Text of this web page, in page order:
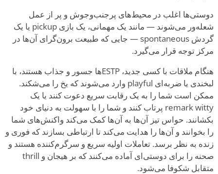
دوستی‌ها اغلب در محیط‌های پرجنب‌وجوش و پر از عمل
شعله‌ور می‌شوند — مانند یک مهمانی، یک بازی pickup یا یک
گردش spontaneous — جایی که طبیعت برون‌گرای آن‌ها در
مرکز توجه قرار می‌گیرد.
هنگام ملاقات با کسی جدید، ESTPها جسور و جذاب هستند، با
لبخندی یا ضربه‌ای playful وارد می‌شوند که یخ را می‌شکند.
ممکن است شما را به یک رقابت سریع دعوت کنند یا یک
remark witty پرتاب کنند و شما را با سهولت به دنیای خود
بکشانند. حواس تیز آن‌ها به آن‌ها کمک می‌کند واکنش‌های شما
را بخوانند و آن‌ها را هدایت می‌کند تا ارتباطی بسازند که فوری و
زنده به نظر برسد. تعاملات اولیه سریع و سرگرم‌کننده هستند و
صحنه را برای دوستی‌ای آماده می‌کنند که بر هیجان و thrill
متقابل شکوفا می‌شود.